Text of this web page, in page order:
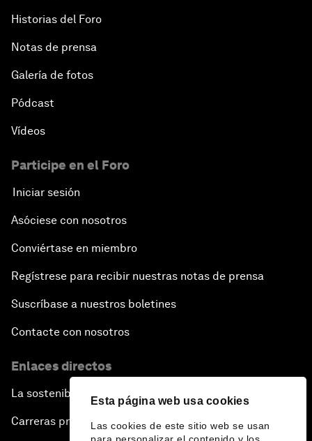
Esta página web usa cookies
Las cookies de este sitio web se usan
Historias del Foro
Notas de prensa
Galería de fotos
Pódcast
Vídeos
Participe en el Foro
Iniciar sesión
Asóciese con nosotros
Conviértase en miembro
Regístrese para recibir nuestras notas de prensa
Suscríbase a nuestros boletines
Contacte con nosotros
Enlaces directos
La sostenibilidad en el Foro
Carreras profesionales